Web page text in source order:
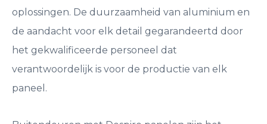
oplossingen. De duurzaamheid van aluminium en
de aandacht voor elk detail gegarandeertd door
het gekwalificeerde personeel dat
verantwoordelijk is voor de productie van elk
paneel.